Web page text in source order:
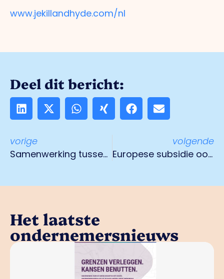
www.jekillandhyde.com/nl
Deel dit bericht:
vorige
Samenwerking tussen gemeente Venlo en ondernemers staat centraal in coalitieakkoord
volgende
Europese subsidie ook voor bedrijven uit Venlo
Het laatste
ondernemersnieuws